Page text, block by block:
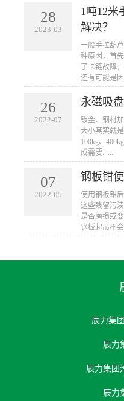
28
2023-03
1吨12米
解决？
一般手拉葫
种原因，首
了卡链故障
还有可能是
26
2022-07
永磁吸
钣金、钢材
大小其实就
100kg、
成需要......
07
2022-05
钢板钳
使用钢板钳
这些残留污
是否磨损或
钢板起吊不
辰力集
辰力
辰力集团
辰力